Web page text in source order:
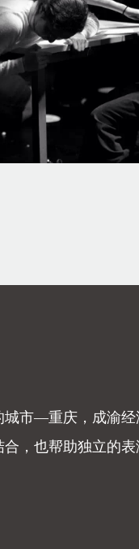
剧市集—江风戏剧
街道上，感受到
的黄桷坪，我们